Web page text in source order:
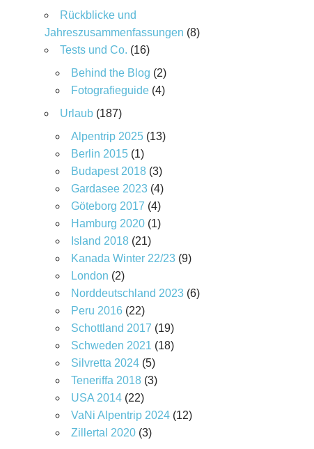
Rückblicke und
Jahreszusammenfassungen (8)
Tests und Co. (16)
Behind the Blog (2)
Fotografieguide(4)
Urlaub(187)
Alpentrip 2025(13)
Berlin 2015(1)
Budapest 2018(3)
Gardasee 2023(4)
Göteborg 2017 (4)
Hamburg 2020(1)
Island 2018(21)
Kanada Winter 22/23(9)
London (2)
Norddeutschland 2023(6)
Peru 2016(22)
Schottland 2017 (19)
Schweden 2021 (18)
Silvretta 2024(5)
Teneriffa 2018(3)
USA 2014(22)
VaNi Alpentrip 2024(12)
Zillertal 2020(3)